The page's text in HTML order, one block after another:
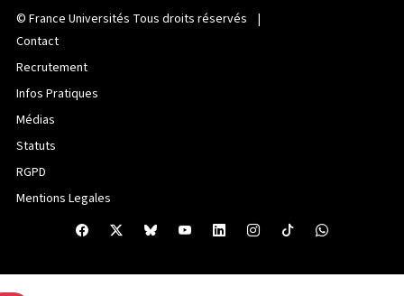
© France Universités Tous droits réservés |
Contact
Recrutement
Infos Pratiques
Médias
Statuts
RGPD
Mentions Legales